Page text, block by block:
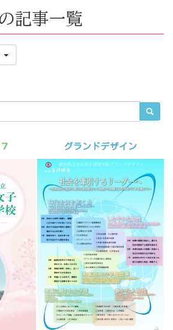
記事一覧
グランドデザイン